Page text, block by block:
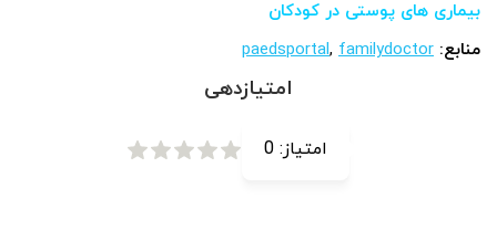
بیماری های پوستی در کودکان
منابع:
paedsportal, familydoctor
امتیازدهی
امتیاز: 0